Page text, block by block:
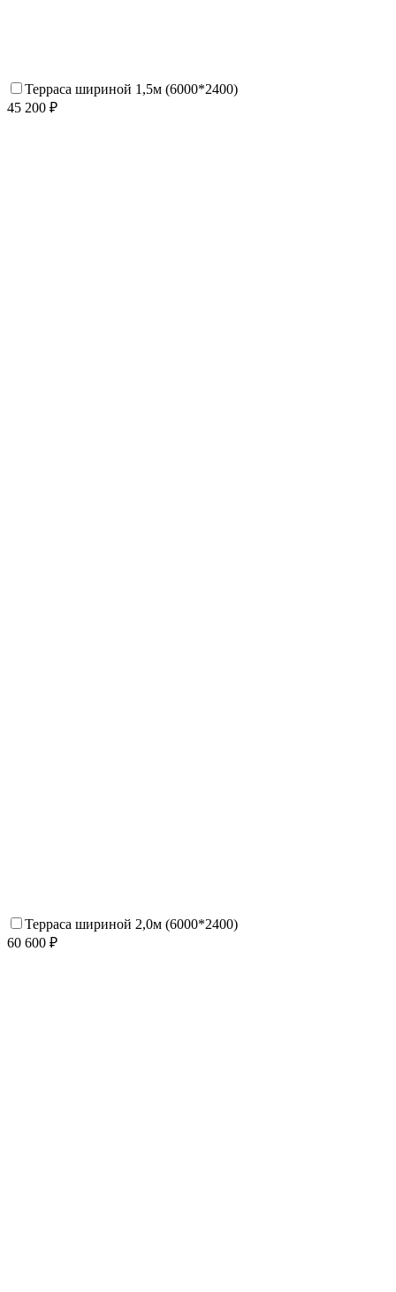
Терраса шириной 1,5м (6000*2400)
45 200 ₽
Терраса шириной 2,0м (6000*2400)
60 600 ₽